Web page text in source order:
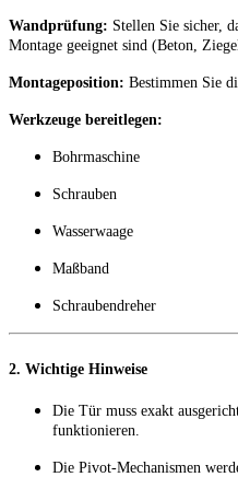
Wandprüfung: Stellen Sie sicher,
Montage geeignet sind (Beton,
Montageposition: Bestimmen Sie
Werkzeuge bereitlegen:
Bohrmaschine
Schrauben
Wasserwaage
Maßband
Schraubendreher
2. Wichtige Hinweise
Die Tür muss exakt
funktionieren.
Die Pivot-Mechanismen